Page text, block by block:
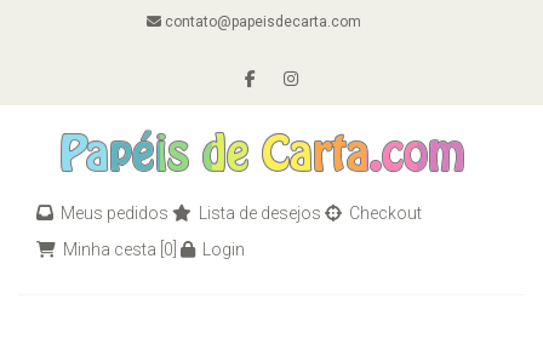
contato@papeisdecarta.com
Meus pedidos Lista de desejos
Checkout
Minha cesta [0] Login